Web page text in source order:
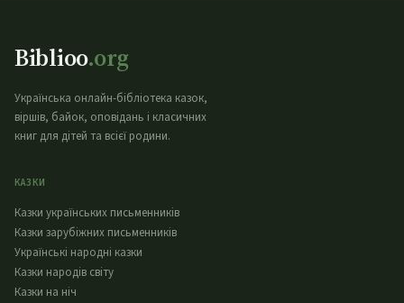
Biblioo.org
Українська онлайн-бібліотека казок,
віршів, байок, оповідань і класичних
книг для дітей та всієї родини.
КАЗКИ
Казки українських письменників
Казки зарубіжних письменників
Українські народні казки
Казки народів світу
Казки на ніч